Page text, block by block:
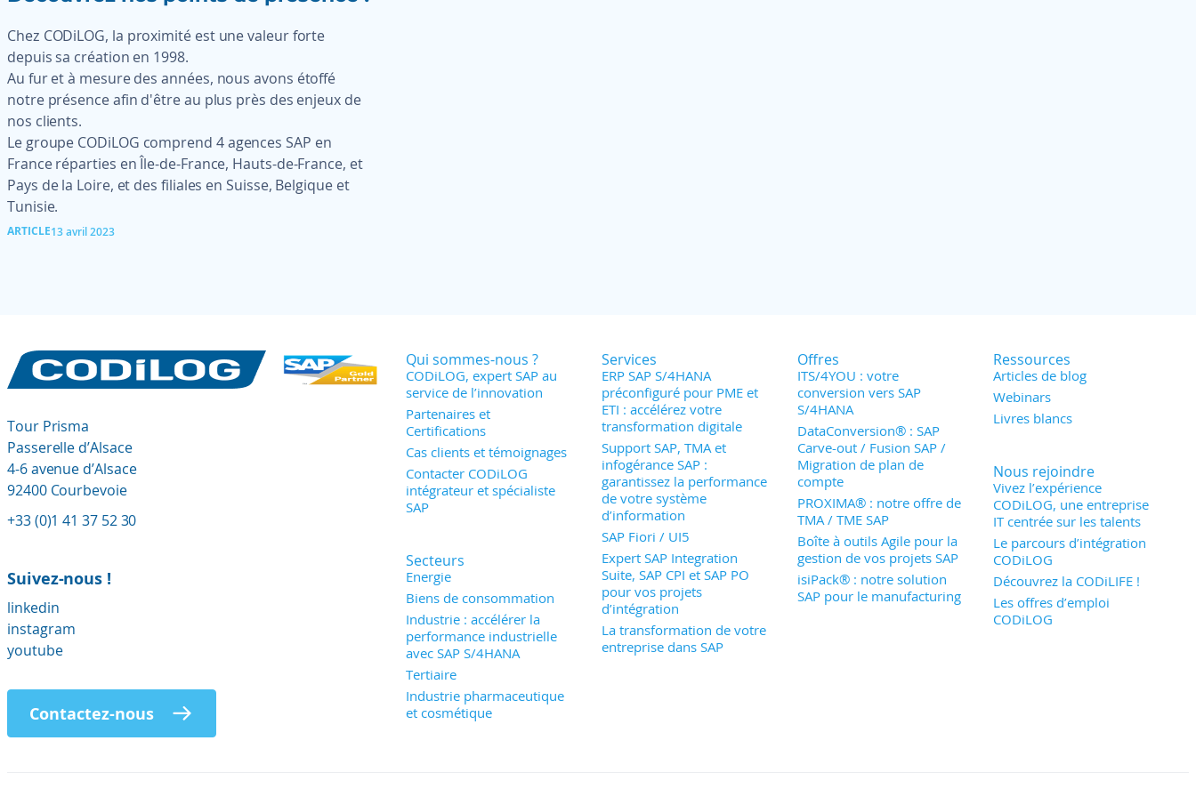
Chez CODiLOG, la proximité est une valeur forte
depuis sa création en 1998.
Au fur et à mesure des années, nous avons étoffé
notre présence afin d'être au plus près des enjeux de
nos clients.
Le groupe CODiLOG comprend 4 agences SAP en
France réparties en Île-de-France, Hauts-de-France, et
Pays de la Loire, et des filiales en Suisse, Belgique et
Tunisie.
ARTICLE13 avril 2023
Tour Prisma
Passerelle d’Alsace
4-6 avenue d’Alsace
92400 Courbevoie
+33 (0)1 41 37 52 30
Suivez-nous !
linkedin
instagram
youtube
Contactez-nous
Qui sommes-nous ?
CODiLOG, expert SAP au
service de l’innovation
Partenaires et
Certifications
Cas clients et témoignages
Contacter CODiLOG
intégrateur et spécialiste
SAP
Secteurs
Energie
Biens de consommation
Industrie : accélérer la
performance industrielle
avec SAP S/4HANA
Tertiaire
Industrie pharmaceutique
et cosmétique
Services
ERP SAP S/4HANA
préconfiguré pour PME et
ETI : accélérez votre
transformation digitale
Support SAP, TMA et
infogérance SAP :
garantissez la performance
de votre système
d’information
SAP Fiori / UI5
Expert SAP Integration
Suite, SAP CPI et SAP PO
pour vos projets
d’intégration
La transformation de votre
entreprise dans SAP
Offres
ITS/4YOU : votre
conversion vers SAP
S/4HANA
DataConversion® : SAP
Carve-out / Fusion SAP /
Migration de plan de
compte
PROXIMA® : notre offre de
TMA / TME SAP
Boîte à outils Agile pour la
gestion de vos projets SAP
isiPack® : notre solution
SAP pour le manufacturing
Ressources
Articles de blog
Webinars
Livres blancs
Nous rejoindre
Vivez l’expérience
CODiLOG, une entreprise
IT centrée sur les talents
Le parcours d’intégration
CODiLOG
Découvrez la CODiLIFE !
Les offres d’emploi
CODiLOG